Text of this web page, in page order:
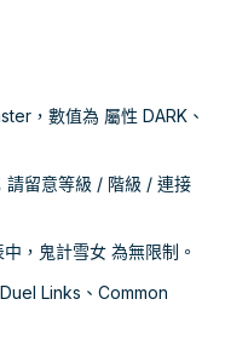
，數值為 屬性 DARK、
請留意等級 / 階級 / 連接
，鬼計雪女 為無限制。
Links、Common